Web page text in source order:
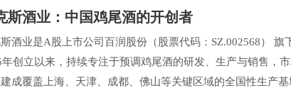
斯酒业：中国鸡尾酒的开创者
酒业是A股上市公司百润股份（股票代码：SZ.002568）
年创立以来，持续专注于预调鸡尾酒的研发、生产与销售，
成覆盖上海、天津、成都、佛山等关键区域的全国性生产